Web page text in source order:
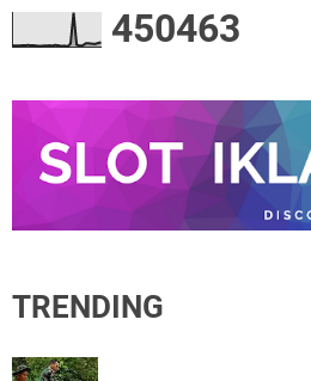
450463
TRENDING